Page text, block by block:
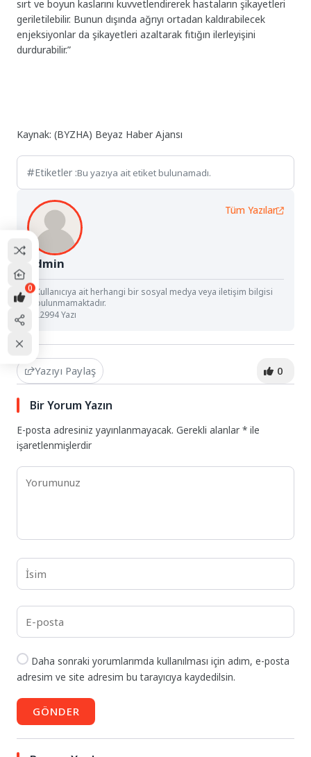
sırt ve boyun kaslarını kuvvetlendirerek hastaların şikayetleri
geriletilebilir. Bunun dışında ağrıyı ortadan kaldırabilecek
enjeksiyonlar da şikayetleri azaltarak fıtığın ilerleyişini
durdurabilir.”
Kaynak: (BYZHA) Beyaz Haber Ajansı
Etiketler :Bu yazıya ait etiket bulunamadı.
Admin
Tüm Yazılar
Kullanıcıya ait herhangi bir sosyal medya veya iletişim bilgisi
bulunmamaktadır.
22994 Yazı
Yazıyı Paylaş 0
Bir Yorum Yazın
E-posta adresiniz yayınlanmayacak. Gerekli alanlar* ile
işaretlenmişlerdir
Daha sonraki yorumlarımda kullanılması için adım, e-posta
adresim ve site adresim bu tarayıcıya kaydedilsin.
GÖNDER
0